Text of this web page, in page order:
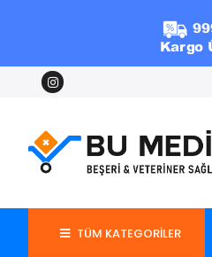
TÜM KATEGORİLER